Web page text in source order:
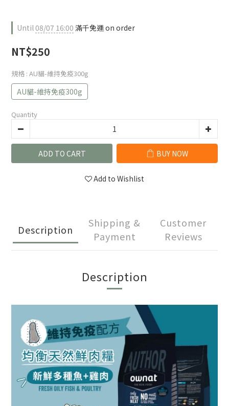
Until08/07 16:00 滿千免運 on order
NT$250
規格 : AU貓-維持免疫300g
AU貓-維持免疫300g
Quantity
ADD TO CART BUY NOW
Add to Wishlist
Description
Shipping &
Payment
Customer
Reviews
Description